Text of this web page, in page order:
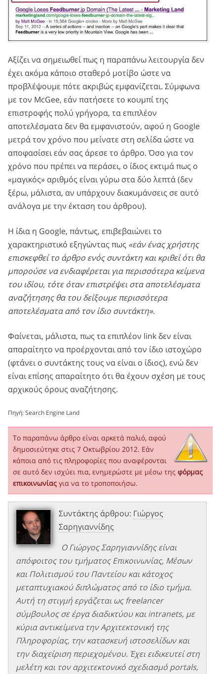
Αξίζει να σημειωθεί πως η παραπάνω λειτουργία δεν
έχει ακόμα κάποιο σταθερό μοτίβο ώστε να
προβλέψουμε πότε ακριβώς εμφανίζεται. Σύμφωνα
με τον McGee, εάν πατήσετε το κουμπί της
επιστροφής πολύ γρήγορα, τα επιπλέον
αποτελέσματα δεν θα εμφανιστούν, αφού η Google
μετρά τον χρόνο που μείνατε στη σελίδα ώστε να
αποφασίσει εάν σας άρεσε το άρθρο. Όσο για τον
χρόνο που πρέπει να περάσει, ο ίδιος εκτιμά πως ο
«μαγικός» αριθμός είναι γύρω στα δύο λεπτά (δεν
ξέρω, μάλιστα, αν υπάρχουν διακυμάνσεις σε αυτό
ανάλογα με την έκταση του άρθρου).
Η ίδια η Google, πάντως, επιβεβαιώνει το
χαρακτηριστικό εξηγώντας πως «εάν ένας χρήστης
επισκεφθεί το άρθρο ενός συντάκτη και κριθεί ότι θα
μπορούσε να ενδιαφέρεται για περισσότερα κείμενα
του ιδίου, τότε όταν επιστρέψει στα αποτελέσματα
αναζήτησης θα του δείξουμε περισσότερα
αποτελέσματα από τον ίδιο συντάκτη».
Φαίνεται, μάλιστα, πως τα επιπλέον link δεν είναι
απαραίτητο να προέρχονται από τον ίδιο ιστοχώρο
(φτάνει ο συντάκτης τους να είναι ο ίδιος), ενώ δεν
είναι επίσης απαραίτητο ότι θα έχουν σχέση με τους
αρχικούς όρους αναζήτησης.
Πηγή:Search Engine Land
Το παραπάνω άρθρο είναι αρκετά παλιό, αφού
δημοσιεύτηκε στις 7 Οκτωβρίου 2012. Εάν
κάποια από τις πληροφορίες που αναφέρονται
σε αυτό δεν ισχύει πια, ενημερώστε με μέσω της φόρμας
επικοινωνίας για να το τροποποιήσω.
Συντάκτης άρθρου: Γιώργος
Σαρηγιαννίδης
Ο Γιώργος Σαρηγιαννίδης είναι
απόφοιτος του τμήματος Επικοινωνίας, Μέσων
και Πολιτισμού του Παντείου και κάτοχος
μεταπτυχιακού διπλώματος από το ίδιο τμήμα.
Αυτή τη στιγμή εργάζεται ως freelancer
σύμβουλος σε έργα διαδικτύου και intranets, με
κύρια αντικείμενα την Αρχιτεκτονική της
Πληροφορίας, την κατασκευή ιστοσελίδων και
την διαχείριση περιεχομένου. Έχει ειδικευτεί στη
μελέτη και τον αρχιτεκτονικό σχεδιασμό portals,